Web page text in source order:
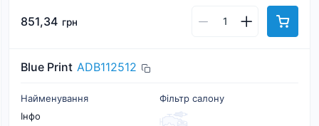
851,34 грн
Blue Print ADB112512
Найменування
Фільтр салону
Інфо